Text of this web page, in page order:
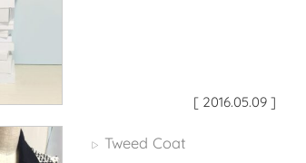
[ 2016.05.09 ]
▷ Tweed Coat